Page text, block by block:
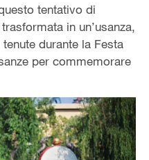
tentativo di
in un’usanza,
durante la Festa
per commemorare